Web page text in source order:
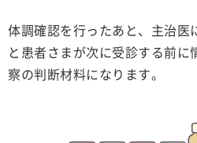
体調確認を行ったあと、主治医
と患者さまが次に受診する前
察の判断材料になります。